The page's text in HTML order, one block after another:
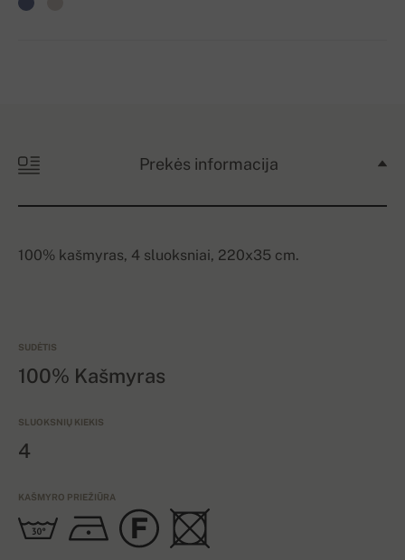
Prekės informacija
100% kašmyras, 4 sluoksniai, 220x35 cm.
SUDĖTIS
100% Kašmyras
SLUOKSNIŲ KIEKIS
4
KAŠMYRO PRIEŽIŪRA